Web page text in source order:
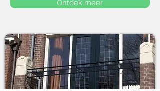
Ontdek meer